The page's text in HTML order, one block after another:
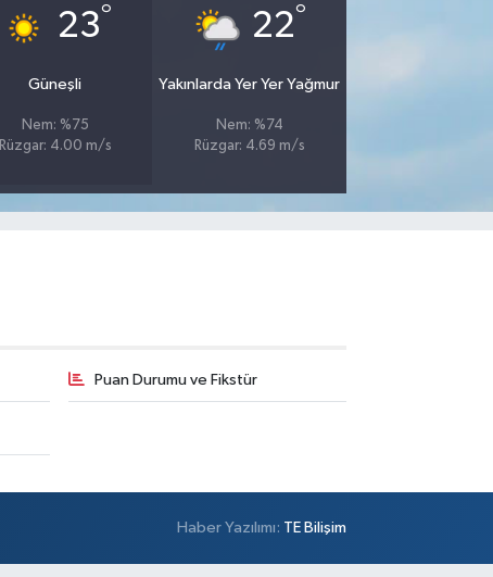
23°
Güneşli
Nem: %75
Rüzgar: 4.00 m/s
22°
Yakınlarda Yer Yer Yağmur
Nem: %74
Rüzgar: 4.69 m/s
Puan Durumu ve Fikstür
Haber Yazılımı: TE Bilişim